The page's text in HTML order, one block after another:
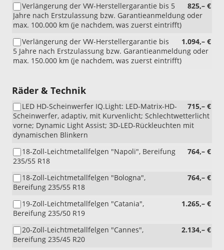
825,– €
Verlängerung der VW-Herstellergarantie bis 5
Jahre nach Erstzulassung bzw. Garantieanmeldung oder
max. 100.000 km (je nachdem, was zuerst eintrifft)
1.094,– €
Verlängerung der VW-Herstellergarantie bis
5 Jahre nach Erstzulassung bzw. Garantieanmeldung oder
max. 150.000 km (je nachdem, was zuerst eintrifft)
Räder & Technik
715,– €
LED HD-Scheinwerfer IQ.Light: LED-Matrix-HD-
Scheinwerfer, adaptiv, mit Kurvenlicht; Schlechtwetterlicht
vorne; Dynamic Light Assist; 3D-LED-Rückleuchten mit
dynamischen Blinkern
764,– €
18-Zoll-Leichtmetallfelgen "Napoli", Bereifung
235/55 R18
764,– €
18-Zoll-Leichtmetallfelgen "Bologna",
Bereifung 235/55 R18
1.265,– €
19-Zoll-Leichtmetallfelgen "Catania",
Bereifung 235/50 R19
2.134,– €
20-Zoll-Leichtmetallfelgen "Cannes",
Bereifung 235/45 R20